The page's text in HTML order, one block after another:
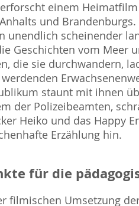
erforscht einem
und
unendlich scheinender
Geschichten vom Meer
die sie durchwandern,
staunt mit ihnen
der Polizeibeamten,
Heiko und das Happy
Erzählung hin.
für die
filmischen Umsetzung